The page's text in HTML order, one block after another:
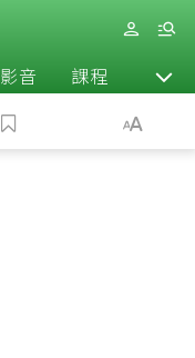
影音 課程 退休